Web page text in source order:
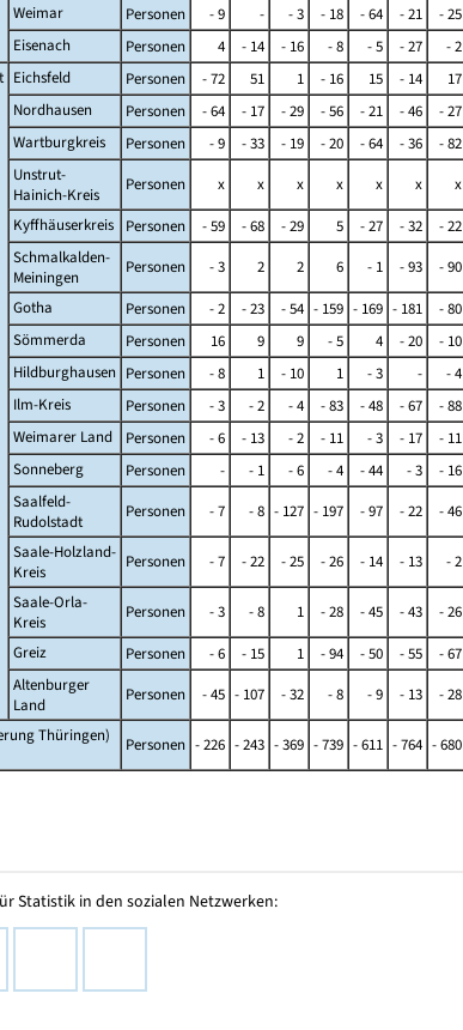
Weimar
Personen - 9 - - 3 - 18 - 64 - 21 - 25
Eisenach
Personen 4 - 14 - 16 - 8 - 5 - 27 - 2
Eichsfeld Personen - 72 51 1 - 16 15 - 14 17
Nordhausen
Personen - 64 - 17 - 29 - 56 - 21 - 46 - 27
Wartburgkreis
Personen - 9 - 33 - 19 - 20 - 64 - 36 - 82
Unstrut-
Hainich-Kreis
Personen x x x x x x x
Kyffhäuserkreis
Personen - 59 - 68 - 29 5 - 27 - 32 - 22
Schmalkalden-
Meiningen
Personen - 3 2 2 6 - 1 - 93 - 90
Gotha
Personen - 2 - 23 - 54 - 159 - 169 - 181 - 80
Sömmerda
Personen 16 9 9 - 5 4 - 20 - 10
Hildburghausen Personen - 8 1 - 10 1 - 3 - - 4
Ilm-Kreis
Personen - 3 - 2 - 4 - 83 - 48 - 67 - 88
Weimarer Land
Personen - 6 - 13 - 2 - 11 - 3 - 17 - 11
Sonneberg
Personen - - 1 - 6 - 4 - 44 - 3 - 16
Saalfeld-
Rudolstadt
Personen - 7 - 8 - 127 - 197 - 97 - 22 - 46
Saale-Holzland-
Kreis
Personen - 7 - 22 - 25 - 26 - 14 - 13 - 2
Saale-Orla-
Kreis
Personen - 3 - 8 1 - 28 - 45 - 43 - 26
Greiz
Personen - 6 - 15 1 - 94 - 50 - 55 - 67
Altenburger
Land
Personen - 45 - 107 - 32 - 8 - 9 - 13 - 28
Thüringen)
Personen - 226 - 243 - 369 - 739 - 611 - 764 - 680
Statistik in den sozialen Netzwerken: